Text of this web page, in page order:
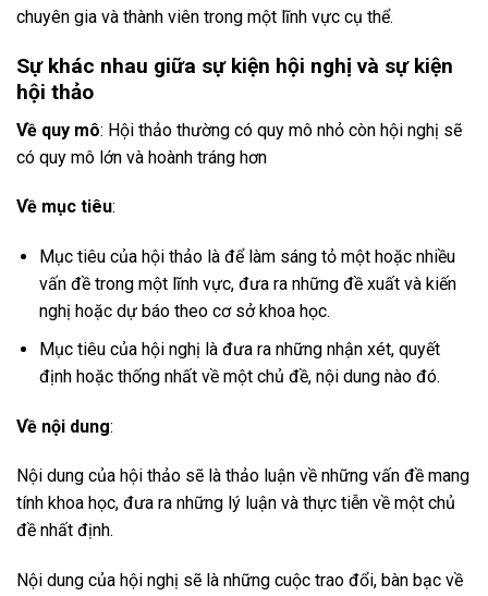
chuyên gia và thành viên trong một lĩnh vực cụ thể.
Sự khác nhau giữa sự kiện hội nghị và sự kiện
hội thảo
Về quy mô: Hội thảo thường có quy mô nhỏ còn hội nghị sẽ
có quy mô lớn và hoành tráng hơn
Về mục tiêu:
Mục tiêu của hội thảo là để làm sáng tỏ một hoặc nhiều
vấn đề trong một lĩnh vực, đưa ra những đề xuất và kiến
nghị hoặc dự báo theo cơ sở khoa học.
Mục tiêu của hội nghị là đưa ra những nhận xét, quyết
định hoặc thống nhất về một chủ đề, nội dung nào đó.
Về nội dung:
Nội dung của hội thảo sẽ là thảo luận về những vấn đề mang
tính khoa học, đưa ra những lý luận và thực tiễn về một chủ
đề nhất định.
Nội dung của hội nghị sẽ là những cuộc trao đổi, bàn bạc về